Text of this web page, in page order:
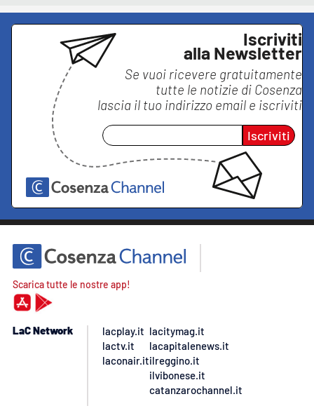
Iscriviti
alla Newsletter
Se vuoi ricevere gratuitamente
tutte le notizie di Cosenza
lascia il tuo indirizzo email e iscriviti
Iscriviti
Scarica tutte le nostre app!
LaC Network
lacplay.it
lactv.it
laconair.it
lacitymag.it
lacapitalenews.it
ilreggino.it
ilvibonese.it
catanzarochannel.it